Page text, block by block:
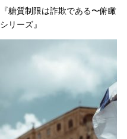
『糖質制限は詐欺である〜俯瞰
シリーズ』